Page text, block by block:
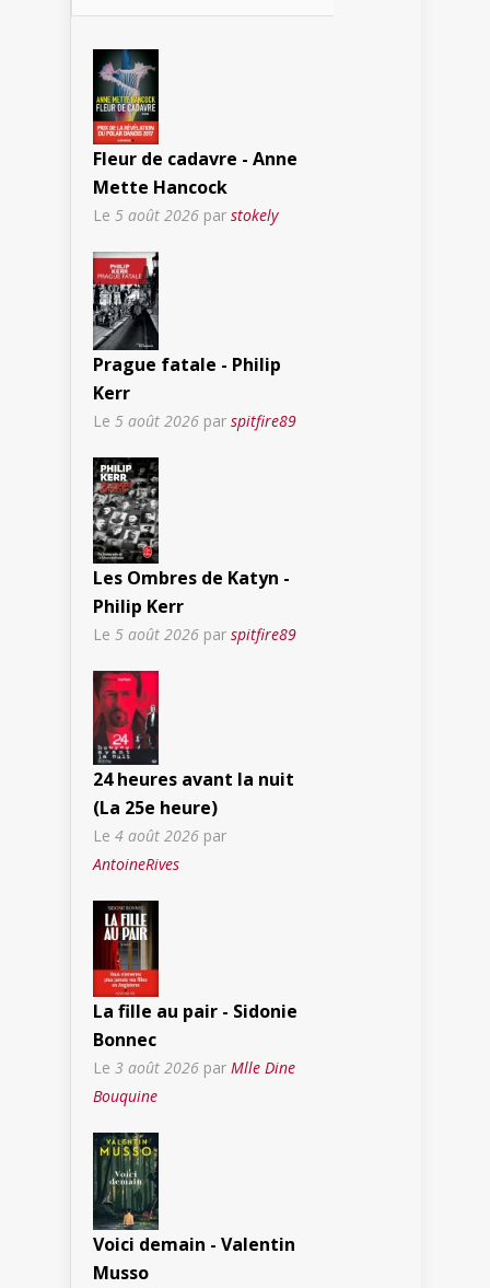
Fleur de cadavre - Anne
Mette Hancock
Le 5 août 2026 par stokely
Prague fatale - Philip
Kerr
Le 5 août 2026 par spitfire89
Les Ombres de Katyn -
Philip Kerr
Le 5 août 2026 par spitfire89
24 heures avant la nuit
(La 25e heure)
Le 4 août 2026 par
AntoineRives
La fille au pair - Sidonie
Bonnec
Le 3 août 2026 par Mlle Dine
Bouquine
Voici demain - Valentin
Musso